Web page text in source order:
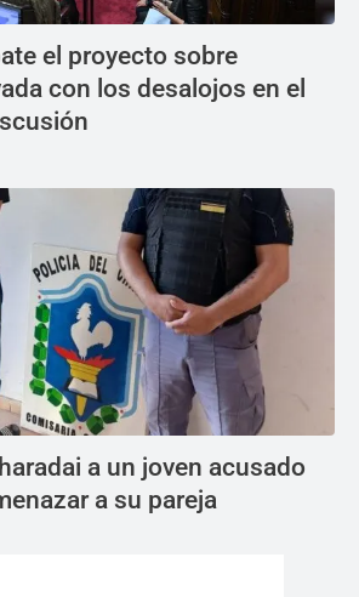
el proyecto sobre
con los desalojos en el
a un joven acusado
a su pareja